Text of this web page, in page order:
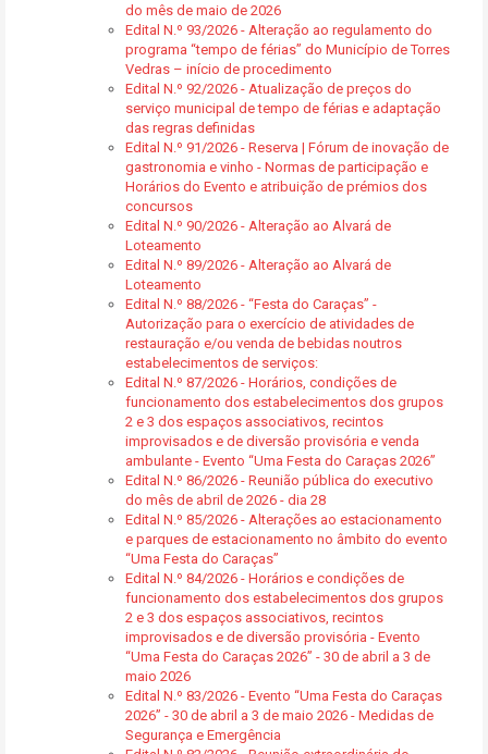
do mês de maio de 2026
Edital N.º 93/2026 - Alteração ao regulamento do
programa “tempo de férias” do Município de Torres
Vedras – início de procedimento
Edital N.º 92/2026 - Atualização de preços do
serviço municipal de tempo de férias e adaptação
das regras definidas
Edital N.º 91/2026 - Reserva | Fórum de inovação de
gastronomia e vinho - Normas de participação e
Horários do Evento e atribuição de prémios dos
concursos
Edital N.º 90/2026 - Alteração ao Alvará de
Loteamento
Edital N.º 89/2026 - Alteração ao Alvará de
Loteamento
Edital N.º 88/2026 - “Festa do Caraças” -
Autorização para o exercício de atividades de
restauração e/ou venda de bebidas noutros
estabelecimentos de serviços:
Edital N.º 87/2026 - Horários, condições de
funcionamento dos estabelecimentos dos grupos
2 e 3 dos espaços associativos, recintos
improvisados e de diversão provisória e venda
ambulante - Evento “Uma Festa do Caraças 2026”
Edital N.º 86/2026 - Reunião pública do executivo
do mês de abril de 2026 - dia 28
Edital N.º 85/2026 - Alterações ao estacionamento
e parques de estacionamento no âmbito do evento
“Uma Festa do Caraças”
Edital N.º 84/2026 - Horários e condições de
funcionamento dos estabelecimentos dos grupos
2 e 3 dos espaços associativos, recintos
improvisados e de diversão provisória - Evento
“Uma Festa do Caraças 2026” - 30 de abril a 3 de
maio 2026
Edital N.º 83/2026 - Evento “Uma Festa do Caraças
2026” - 30 de abril a 3 de maio 2026 - Medidas de
Segurança e Emergência